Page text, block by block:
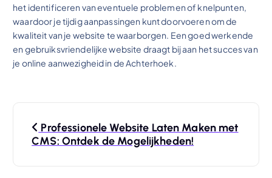
het identificeren van eventuele problemen of knelpunten,
waardoor je tijdig aanpassingen kunt doorvoeren om de
kwaliteit van je website te waarborgen. Een goed werkende
en gebruiksvriendelijke website draagt bij aan het succes van
je online aanwezigheid in de Achterhoek.
Professionele Website Laten Maken met
CMS: Ontdek de Mogelijkheden!